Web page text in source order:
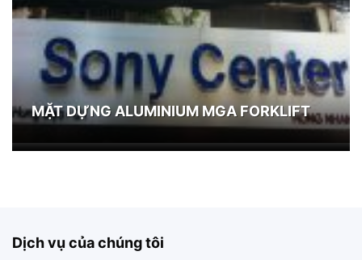
MẶT DỰNG ALUMINIUM MGA FORKLIFT
Dịch vụ của chúng tôi